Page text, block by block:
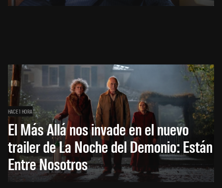
HACE 1 HORA
El Más Allá nos invade en el nuevo
trailer de La Noche del Demonio: Están
Entre Nosotros